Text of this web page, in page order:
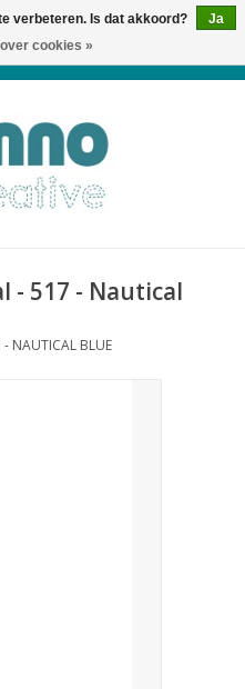
- 517 - Nautical
- NAUTICAL BLUE
verbeteren. Is dat akkoord?
Ja
cookies »